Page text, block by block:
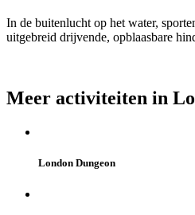
In de buitenlucht op het water,
uitgebreid drijvende, opblaasbare
Meer activiteiten in
London Dungeon